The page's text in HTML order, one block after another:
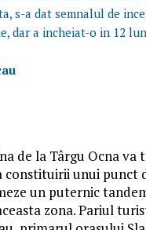
s-a dat semnalul de
dar a incheiat-o in 12
de la Târgu Ocna
unui punct
un puternic
zona. Pariul